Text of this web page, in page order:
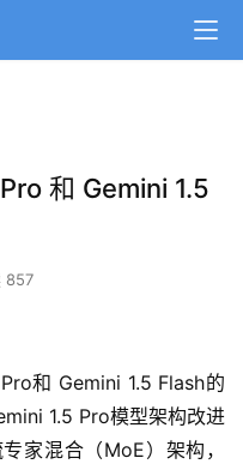
和 Gemini 1.5
857
Pro和 Gemini 1.5 Flash的
1.5 Pro模型架构改进
家混合（MoE）架构，